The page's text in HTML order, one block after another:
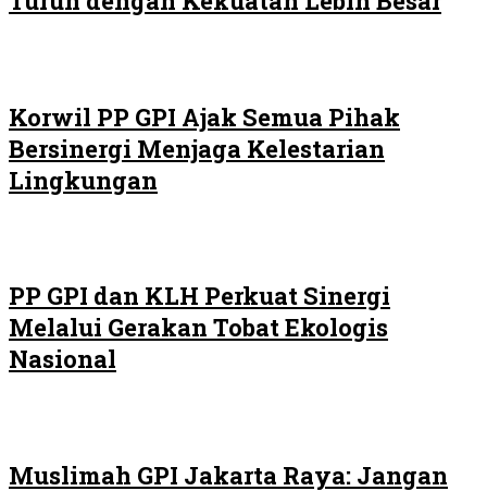
Korwil PP GPI Ajak Semua Pihak
Bersinergi Menjaga Kelestarian
Lingkungan
PP GPI dan KLH Perkuat Sinergi
Melalui Gerakan Tobat Ekologis
Nasional
Muslimah GPI Jakarta Raya: Jangan